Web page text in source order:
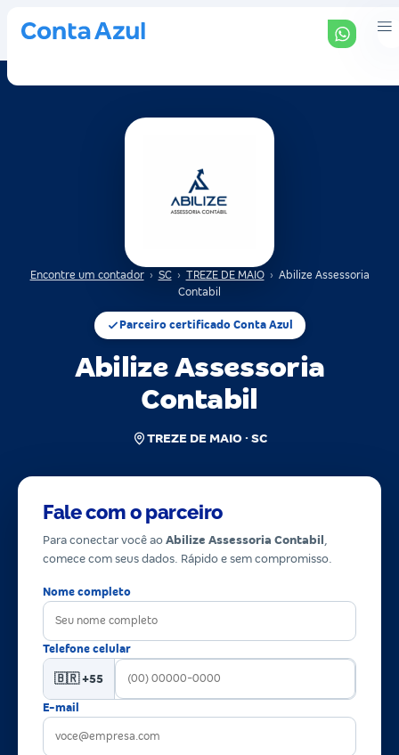
Encontre um contador › SC › TREZE DE MAIO › Abilize Assessoria
Contabil
Parceiro certificado Conta Azul
Abilize Assessoria
Contabil
TREZE DE MAIO · SC
Fale com o parceiro
Para conectar você ao Abilize Assessoria Contabil ,
comece com seus dados. Rápido e sem compromisso.
Nome completo
Telefone celular
🇧🇷 +55
E-mail